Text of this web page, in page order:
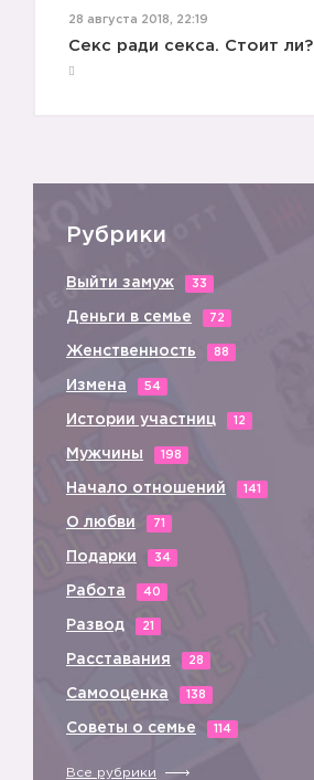
28 августа 2018, 22:19
Секс ради секса. Стоит ли?
Рубрики
Выйти замуж 33
Деньги в семье 72
Женственность 88
Измена 54
Истории участниц 12
Мужчины 198
Начало отношений 141
О любви 71
Подарки 34
Работа 40
Развод 21
Расставания 28
Самооценка 138
Советы о семье 114
Все рубрики